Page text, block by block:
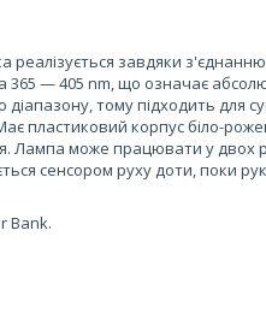
реалізується завдяки
365 — 405 nm, що означає
тому підходить для
пластиковий корпус біло-
Лампа може працювати у
сенсором руху доти, поки
Bank.